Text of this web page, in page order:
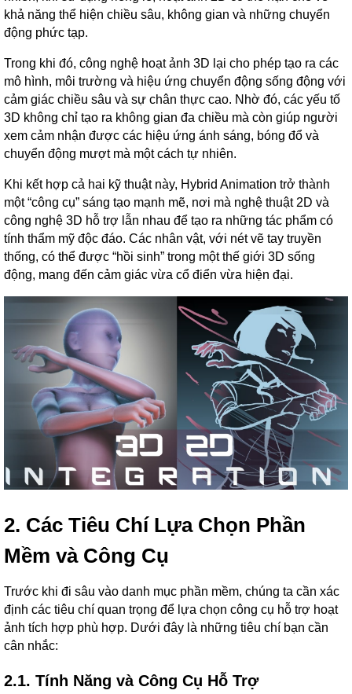
khả năng thể hiện chiều sâu, không gian và những chuyển
động phức tạp.
Trong khi đó, công nghệ hoạt ảnh 3D lại cho phép tạo ra các
mô hình, môi trường và hiệu ứng chuyển động sống động với
cảm giác chiều sâu và sự chân thực cao. Nhờ đó, các yếu tố
3D không chỉ tạo ra không gian đa chiều mà còn giúp người
xem cảm nhận được các hiệu ứng ánh sáng, bóng đổ và
chuyển động mượt mà một cách tự nhiên.
Khi kết hợp cả hai kỹ thuật này, Hybrid Animation trở thành
một “công cụ” sáng tạo mạnh mẽ, nơi mà nghệ thuật 2D và
công nghệ 3D hỗ trợ lẫn nhau để tạo ra những tác phẩm có
tính thẩm mỹ độc đáo. Các nhân vật, với nét vẽ tay truyền
thống, có thể được “hồi sinh” trong một thế giới 3D sống
động, mang đến cảm giác vừa cổ điển vừa hiện đại.
2. Các Tiêu Chí Lựa Chọn Phần
Mềm và Công Cụ
Trước khi đi sâu vào danh mục phần mềm, chúng ta cần xác
định các tiêu chí quan trọng để lựa chọn công cụ hỗ trợ hoạt
ảnh tích hợp phù hợp. Dưới đây là những tiêu chí bạn cần
cân nhắc:
2.1. Tính Năng và Công Cụ Hỗ Trợ